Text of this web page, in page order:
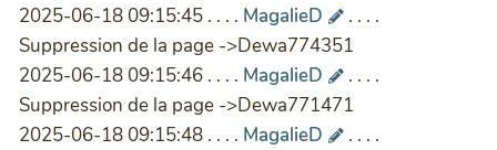
2025-06-18 09:15:45 . . . . MagalieD
. . . .
Suppression de la page ->Dewa774351
2025-06-18 09:15:46 . . . . MagalieD
. . . .
Suppression de la page ->Dewa771471
2025-06-18 09:15:48 . . . . MagalieD
. . . .